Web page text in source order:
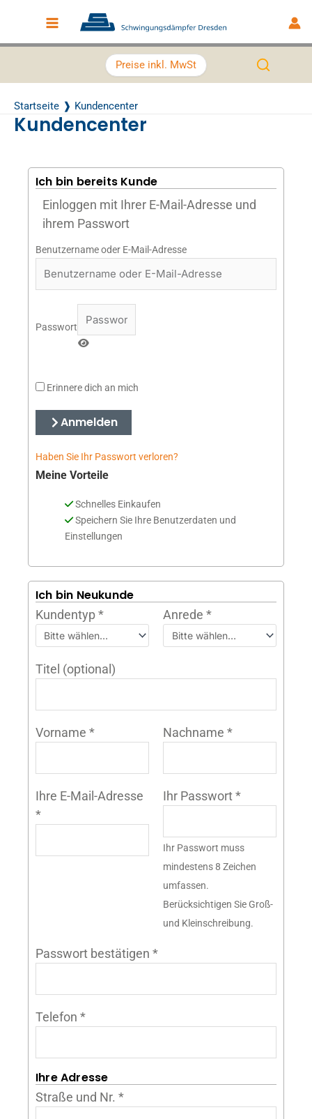
Main Menu
Preise inkl. MwSt
Startseite Kundencenter
Kundencenter
Ich bin bereits Kunde
Einloggen mit Ihrer E-Mail-Adresse und
ihrem Passwort
Benutzername oder E-Mail-Adresse
Passwort
Erinnere dich an mich
Anmelden
Haben Sie Ihr Passwort verloren?
Meine Vorteile
Schnelles Einkaufen
Speichern Sie Ihre Benutzerdaten und
Einstellungen
Ich bin Neukunde
Kundentyp* Anrede*
Titel (optional)
Vorname * Nachname*
Ihre E-Mail-Adresse
*
Ihr Passwort*
Ihr Passwort muss
mindestens 8 Zeichen
umfassen.
Berücksichtigen Sie Groß-
und Kleinschreibung.
Passwort bestätigen *
Telefon *
Ihre Adresse
Straße und Nr. *